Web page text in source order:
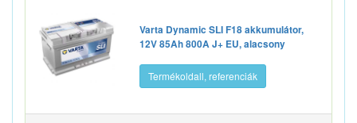
Varta Dynamic SLI F18 akkumulátor,
12V 85Ah 800A J+ EU, alacsony
Termékoldall, referenciák